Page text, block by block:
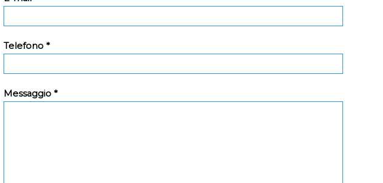
Telefono *
Messaggio *